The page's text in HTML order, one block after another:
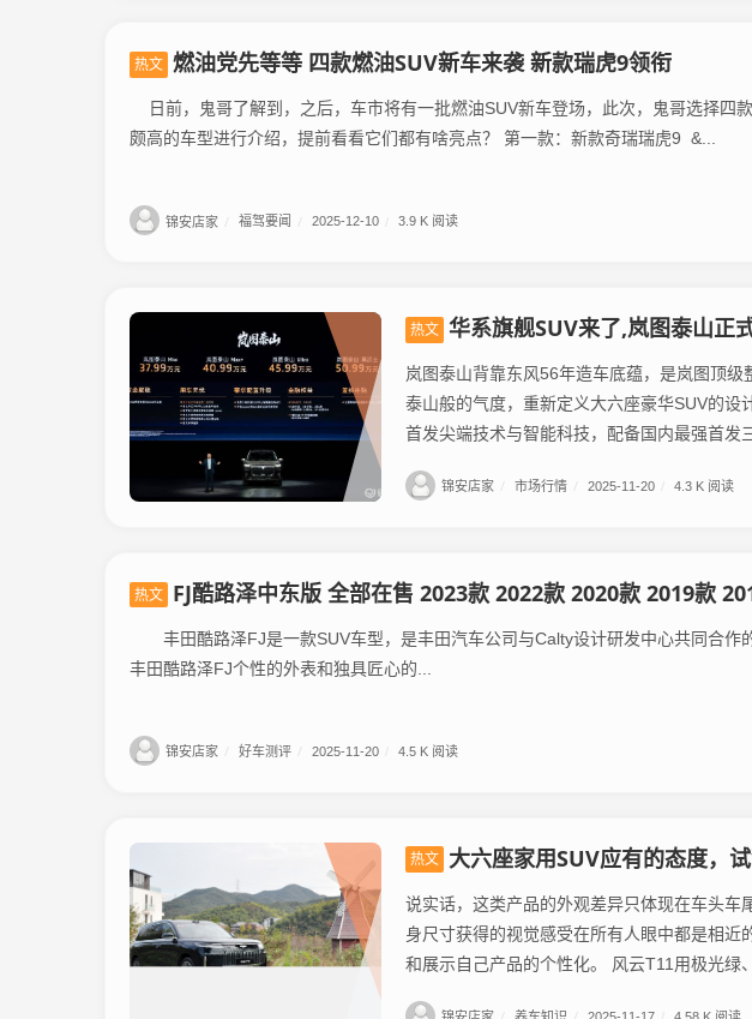
热文 燃油党先等等 四款燃油SUV新车来袭 新款瑞虎9领衔
日前，鬼哥了解到，之后，车市将有一批燃油SUV新车登场，此次，鬼哥选择四
颇高的车型进行介绍，提前看看它们都有啥亮点？ 第一款：新款奇瑞瑞虎9 &...
锦安店家 福驾要闻 2025-12-10 3.9 K 阅读
热文 华系旗舰SUV来了,岚图泰山正
岚图泰山背靠东风56年造车底蕴，是岚图顶
泰山般的气度，重新定义大六座豪华SUV的
首发尖端技术与智能科技，配备国内最强首发
锦安店家 市场行情 2025-11-20 4.3 K 阅读
热文 FJ酷路泽中东版 全部在售 2023款 2022款 2020款 2019款 2018款 2017款现购FJ酷路泽中东版享17万优惠 欢迎到
丰田酷路泽FJ是一款SUV车型，是丰田汽车公司与Calty设计研发中心共同合作的
丰田酷路泽FJ个性的外表和独具匠心的...
锦安店家 好车测评 2025-11-20 4.5 K 阅读
热文 大六座家用SUV应有的态度，
说实话，这类产品的外观差异只体现在车头
身尺寸获得的视觉感受在所有人眼中都是相
和展示自己产品的个性化。 风云T11用极光